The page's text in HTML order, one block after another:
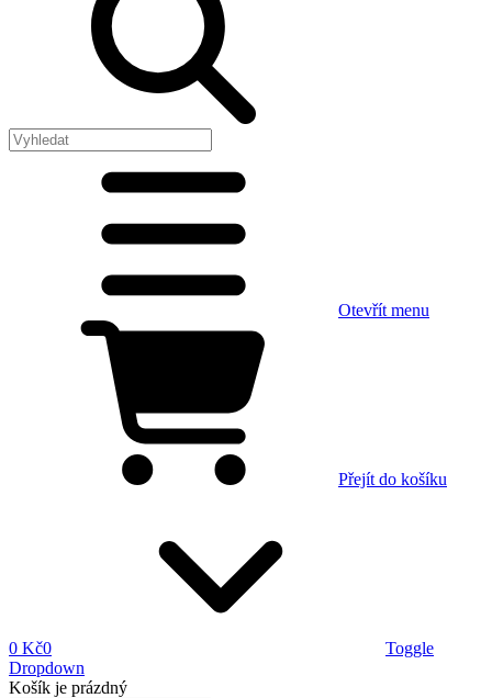
Otevřít menu
Přejít do košíku
0 Kč0
Toggle
Dropdown
Košík je prázdný